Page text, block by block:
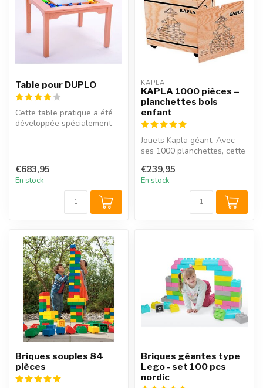
Table pour DUPLO
Cette table pratique a été
développée spécialement
€683,95
En stock
KAPLA
KAPLA 1000 pièces –
planchettes bois
enfant
Jouets Kapla géant. Avec
ses 1000 planchettes, cette
€239,95
En stock
Briques souples 84
pièces
Briques géantes type
Lego - set 100 pcs
nordic